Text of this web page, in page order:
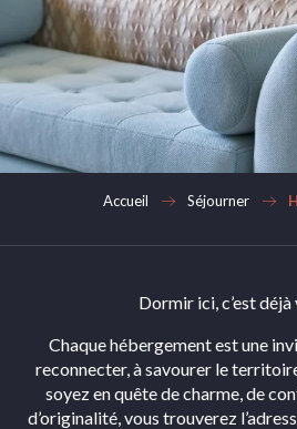
Accueil Séjourner
Dormir ici, c’est déjà
Chaque hébergement est une
reconnecter, à savourer le
soyez en quête de charme, de
d’originalité, vous trouverez